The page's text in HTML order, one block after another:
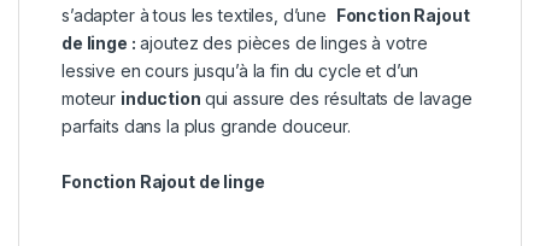
s’adapter à tous les textiles, d’une Fonction Rajout
de linge : ajoutez des pièces de linges à votre
lessive en cours jusqu’à la fin du cycle et d’un
moteur induction qui assure des résultats de lavage
parfaits dans la plus grande douceur.
Fonction Rajout de linge